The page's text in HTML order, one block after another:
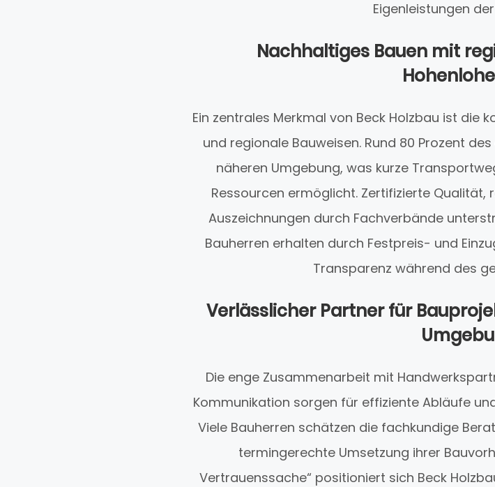
Eigenleistungen
Nachhaltiges Bauen mit
Ein zentrales Merkmal von Beck Holzbau ist die
und regionale Bauweisen. Rund 80 Prozent
näheren Umgebung, was kurze
Ressourcen ermöglicht. Zertifizierte
Auszeichnungen durch Fachverbände
Bauherren erhalten durch Festpreis- und
Transparenz während des
Verlässlicher Partner für
Die enge Zusammenarbeit mit
Kommunikation sorgen für effiziente Abläufe
Viele Bauherren schätzen die fachkundige
termingerechte Umsetzung ihrer
Vertrauenssache“ positioniert sich Beck